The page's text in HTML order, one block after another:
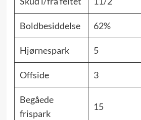
Boldbesiddelse 62%
Hjørnespark 5
Offside 3
Begåede
frispark
15